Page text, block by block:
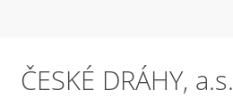
ČESKÉ DRÁHY, a.s.